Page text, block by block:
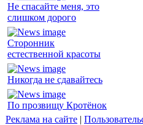
Не спасайте меня, это
слишком дорого
Сторонник
естественной красоты
Никогда не сдавайтесь
По прозвищу Кротёнок
Реклама на сайте |